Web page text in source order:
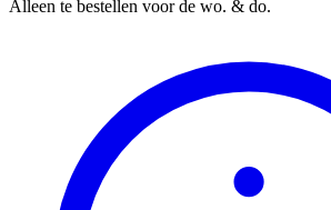
Alleen te bestellen voor de wo. & do.